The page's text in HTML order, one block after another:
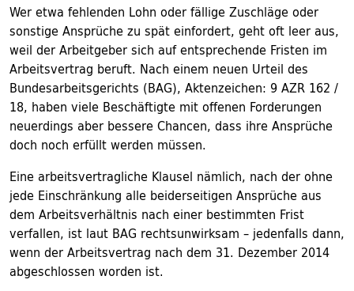
Wer etwa fehlenden Lohn oder fällige Zuschläge oder
sonstige Ansprüche zu spät einfordert, geht oft leer aus,
weil der Arbeitgeber sich auf entsprechende Fristen im
Arbeitsvertrag beruft. Nach einem neuen Urteil des
Bundesarbeitsgerichts (BAG), Aktenzeichen: 9 AZR 162 /
18, haben viele Beschäftigte mit offenen Forderungen
neuerdings aber bessere Chancen, dass ihre Ansprüche
doch noch erfüllt werden müssen.
Eine arbeitsvertragliche Klausel nämlich, nach der ohne
jede Einschränkung alle beiderseitigen Ansprüche aus
dem Arbeitsverhältnis nach einer bestimmten Frist
verfallen, ist laut BAG rechtsunwirksam – jedenfalls dann,
wenn der Arbeitsvertrag nach dem 31. Dezember 2014
abgeschlossen worden ist.